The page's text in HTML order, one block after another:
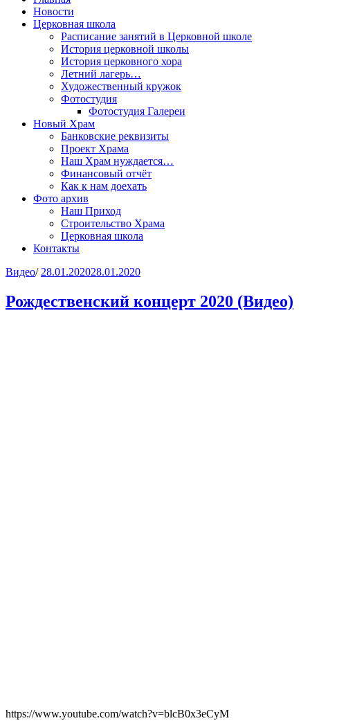
Новости
Церковная школа
Расписание занятий в Церковной школе
История церковной школы
История церковного хора
Летний лагерь…
Художественный кружок
Фотостудия
Фотостудия Галереи
Новый Храм
Банковские реквизиты
Проект Храма
Наш Храм нуждается…
Финансовый отчёт
Как к нам доехать
Фото архив
Наш Приход
Строительство Храма
Церковная школа
Контакты
Видео/ 28.01.202028.01.2020
Рождественский концерт 2020 (Видео)
https://www.youtube.com/watch?v=blcB0x3eCyM